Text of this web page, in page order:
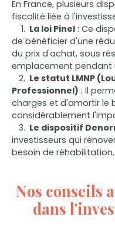
En France, plusieurs
fiscalité liée à
La loi Pinel : Ce
de bénéficier d'une
du prix d'achat, sous
emplacement pendant
Le statut LMNP
Professionnel) : Il
charges et d'amortir le
considérablement
Le dispositif
investisseurs qui
besoin de réhabilitation.
Nos conseils
dans